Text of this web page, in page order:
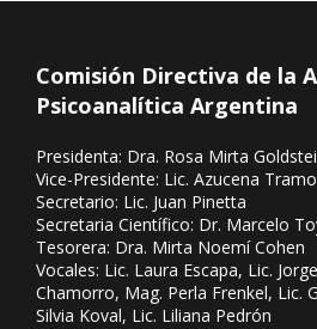
Comisión Directiva de la
Psicoanalítica Argentina
Presidenta: Dra. Rosa Mirta
Vice-Presidente: Lic. Azucena
Secretario: Lic. Juan Pinetta
Secretaria Científico: Dr. Marcelo
Tesorera: Dra. Mirta Noemí Cohen
Vocales: Lic. Laura Escapa, Lic.
Chamorro, Mag. Perla Frenkel, Lic.
Silvia Koval, Lic. Liliana Pedrón